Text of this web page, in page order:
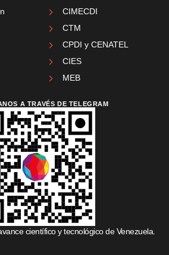
CIMECDI
CTM
CPDI y CENATEL
CIES
MEB
A TRAVÉS DE TELEGRAM
científico y tecnológico de Venezuela.